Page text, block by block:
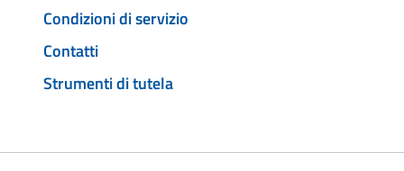
Condizioni di servizio
Contatti
Strumenti di tutela